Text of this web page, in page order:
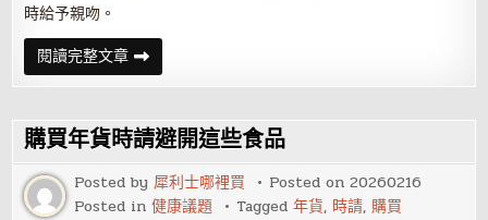
時給予親吻。
閱讀完整文章如
何
通
技
巧
給
性
福
加
分？
購買年貨時請避開這些食品
Posted by犀利士哪裡買 Posted on20260216
Posted in健康議題 Tagged年貨, 時請,購買